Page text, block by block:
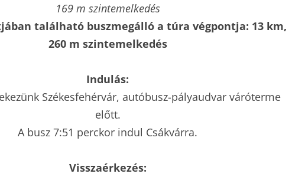
169 m szintemelkedés
található buszmegálló a túra végpontja: 13 km,
260 m szintemelkedés
Indulás:
Székesfehérvár, autóbusz-pályaudvar váróterme
előtt.
A busz 7:51 perckor indul Csákvárra.
Visszaérkezés: